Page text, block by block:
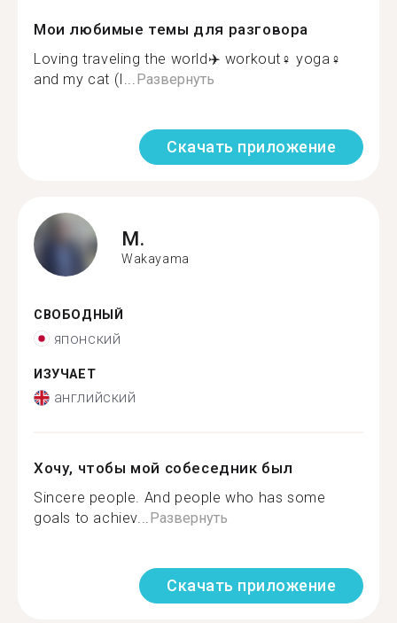
Мои любимые темы для разговора
Loving traveling the world✈️ workout‍♀️ yoga‍♀️
and my cat (I...Развернуть
Скачать приложение
M.
Wakayama
СВОБОДНЫЙ
японский
ИЗУЧАЕТ
английский
Хочу, чтобы мой собеседник был
Sincere people. And people who has some
goals to achiev...Развернуть
Скачать приложение